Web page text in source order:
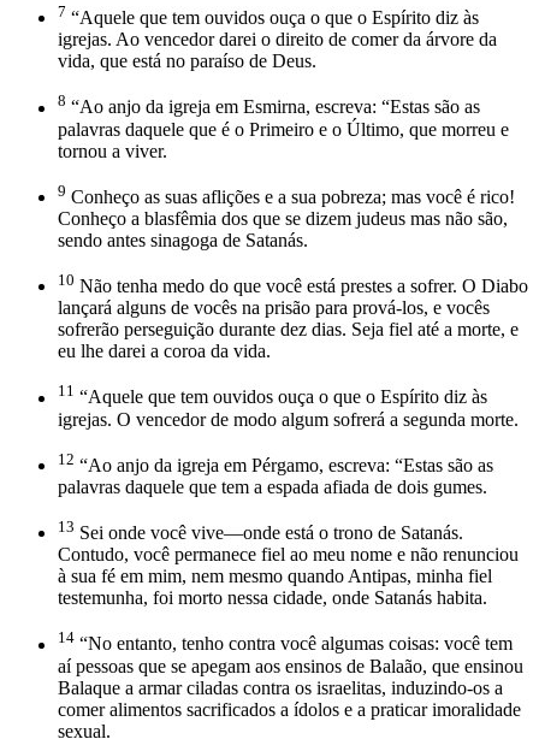
7 “Aquele que tem ouvidos ouça o que o Espírito diz às
igrejas. Ao vencedor darei o direito de comer da árvore da
vida, que está no paraíso de Deus.
8 “Ao anjo da igreja em Esmirna, escreva: “Estas são as
palavras daquele que é o Primeiro e o Último, que morreu e
tornou a viver.
9 Conheço as suas aflições e a sua pobreza; mas você é rico!
Conheço a blasfêmia dos que se dizem judeus mas não são,
sendo antes sinagoga de Satanás.
10 Não tenha medo do que você está prestes a sofrer. O Diabo
lançará alguns de vocês na prisão para prová-los, e vocês
sofrerão perseguição durante dez dias. Seja fiel até a morte, e
eu lhe darei a coroa da vida.
11 “Aquele que tem ouvidos ouça o que o Espírito diz às
igrejas. O vencedor de modo algum sofrerá a segunda morte.
12 “Ao anjo da igreja em Pérgamo, escreva: “Estas são as
palavras daquele que tem a espada afiada de dois gumes.
13 Sei onde você vive—onde está o trono de Satanás.
Contudo, você permanece fiel ao meu nome e não renunciou
à sua fé em mim, nem mesmo quando Antipas, minha fiel
testemunha, foi morto nessa cidade, onde Satanás habita.
14 “No entanto, tenho contra você algumas coisas: você tem
aí pessoas que se apegam aos ensinos de Balaão, que ensinou
Balaque a armar ciladas contra os israelitas, induzindo-os a
comer alimentos sacrificados a ídolos e a praticar imoralidade
sexual.